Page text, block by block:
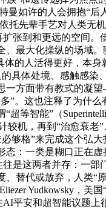
曼如许的人会拥抱“后
托先辈手艺对人类无
张到和更远的空间。
最大化操纵的场域。
的人活得更好，本身
具体处境、感触感染
一方面带有教式的凝
”。这也注释了为什么
等智能”（
机，再到“治愈衰老”
够格”来完成这个弘大
态：一类是糊口正在虚
是这两者并存：一部
替代或放弃，人类“
Yudkowsky，美国
AI平安和超智能议题上